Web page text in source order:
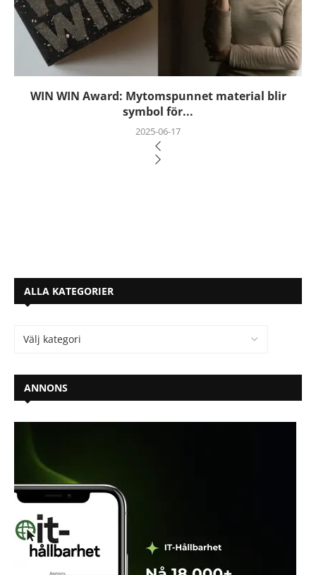
WIN WIN Award: Mytomspunnet material blir
symbol för...
2025-06-17
ALLA KATEGORIER
ANNONS